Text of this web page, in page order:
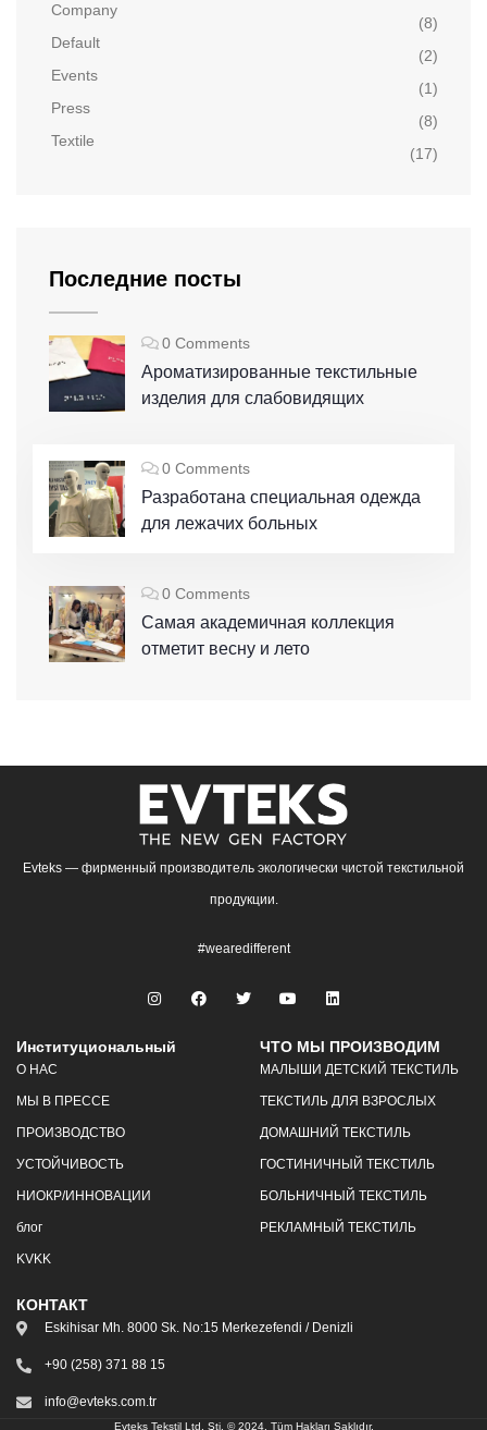
Company
(8)
Default
(2)
Events
(1)
Press
(8)
Textile
(17)
Последние посты
0 Comments
Ароматизированные текстильные
изделия для слабовидящих
0 Comments
Разработана специальная одежда
для лежачих больных
0 Comments
Самая академичная коллекция
отметит весну и лето
Evteks — фирменный производитель экологически чистой текстильной
продукции.
#wearedifferent
Институциональный
О НАС
МЫ В ПРЕССЕ
ПРОИЗВОДСТВО
УСТОЙЧИВОСТЬ
НИОКР/ИННОВАЦИИ
блог
KVKK
ЧТО МЫ ПРОИЗВОДИМ
МАЛЫШИ ДЕТСКИЙ ТЕКСТИЛЬ
ТЕКСТИЛЬ ДЛЯ ВЗРОСЛЫХ
ДОМАШНИЙ ТЕКСТИЛЬ
ГОСТИНИЧНЫЙ ТЕКСТИЛЬ
БОЛЬНИЧНЫЙ ТЕКСТИЛЬ
РЕКЛАМНЫЙ ТЕКСТИЛЬ
КОНТАКТ
Eskihisar Mh. 8000 Sk. No:15 Merkezefendi / Denizli
+90 (258) 371 88 15
info@evteks.com.tr
Evteks Tekstil Ltd. Şti. © 2024. Tüm Hakları Saklıdır.